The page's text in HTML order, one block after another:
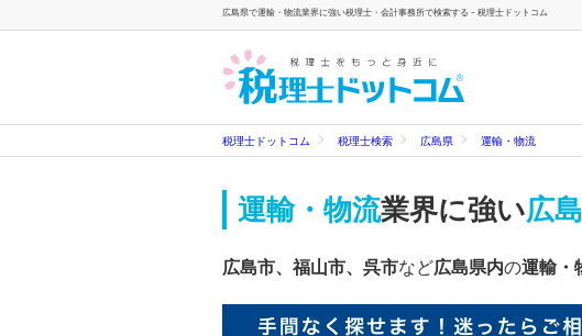
広島県で運輸・物流業界に強い税理士・会計事務所で検索する - 税理士ドットコム
税理士ドットコム 税理士検索 広島県 運輸・物流
運輸・物流業界に強い広
広島市、福山市、呉市など広島県内の運輸・